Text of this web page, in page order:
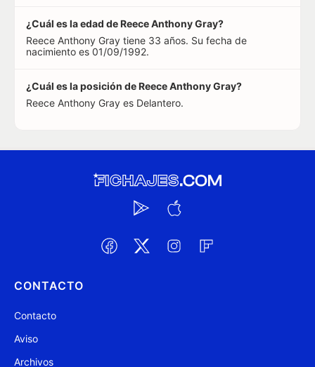
¿Cuál es la edad de Reece Anthony Gray?
Reece Anthony Gray tiene 33 años. Su fecha de
nacimiento es 01/09/1992.
¿Cuál es la posición de Reece Anthony Gray?
Reece Anthony Gray es Delantero.
CONTACTO
Contacto
Aviso
Archivos